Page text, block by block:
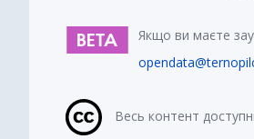
Якщо ви маєте
Весь контент